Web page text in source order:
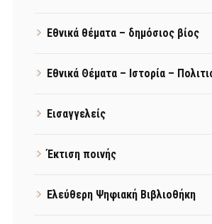
Εθνικά θέματα – δημόσιος βίος
Εθνικά Θέματα – Ιστορία –
Εισαγγελείς
Έκτιση ποινής
Ελεύθερη Ψηφιακή Βιβλιοθήκη